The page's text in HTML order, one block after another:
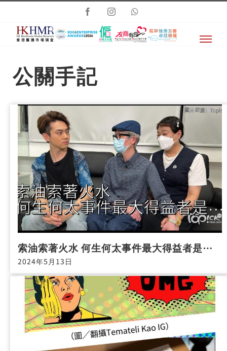
Skip
content
FacebookInstagram
公關手記
索油索著火水 何生何太事件最大得益者是⋯
2024年5月13日